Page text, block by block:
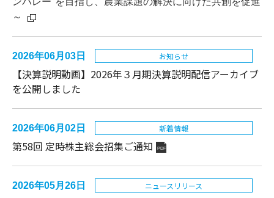
～
2026年06月03日 お知らせ
【決算説明動画】2026年３月期決算説明配信アーカイブ
を公開しました
2026年06月02日 新着情報
第58回 定時株主総会招集ご通知 PDF
2026年05月26日 ニュースリリース